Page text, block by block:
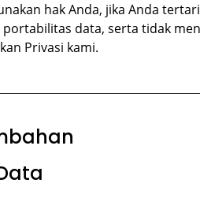
hak Anda, jika Anda
data, serta tidak
Privasi kami.